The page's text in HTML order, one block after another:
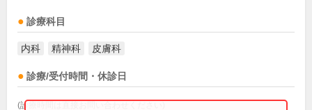
診療科目
内科 精神科 皮膚科
診療/受付時間・休診日
(診療時間は直接お問い合わせください)